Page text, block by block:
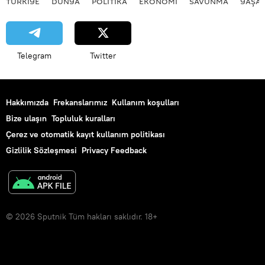
Telegram Twitter
Hakkımızda Frekanslarımız Kullanım koşulları
Bize ulaşın Topluluk kuralları
Çerez ve otomatik kayıt kullanım politikası
Gizlilik Sözleşmesi Privacy Feedback
© 2026 Sputnik Tüm hakları saklıdır. 18+